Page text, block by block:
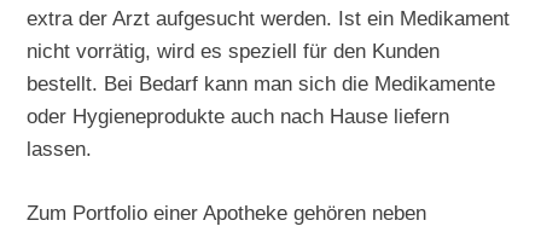
extra der Arzt aufgesucht werden. Ist ein Medikament
nicht vorrätig, wird es speziell für den Kunden
bestellt. Bei Bedarf kann man sich die Medikamente
oder Hygieneprodukte auch nach Hause liefern
lassen.
Zum Portfolio einer Apotheke gehören neben